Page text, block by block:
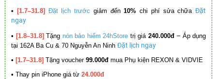
• [1.7–31.8] Đặt lịch trước giảm đến10% chi phí sửa chữa Đặt
ngay
• [1.8–31.8] Tặng nón bảo hiểm 24hStore trị giá 240.000đ – Áp dụng
tại 162A Ba Cu & 70 Nguyễn An Ninh Đặt lịch ngay
• [1.7–31.8] Tặng voucher 99.000đ mua Phụ kiện REXON & VIDVIE
• Thay pin iPhone giá từ 24.000đ